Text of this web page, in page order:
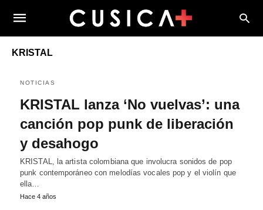
KRISTAL
NOTICIAS
KRISTAL lanza ‘No vuelvas’: una
canción pop punk de liberación
y desahogo
KRISTAL, la artista colombiana que involucra sonidos de pop
punk contemporáneo con melodías vocales pop y el violín que
ella…
Hace 4 años